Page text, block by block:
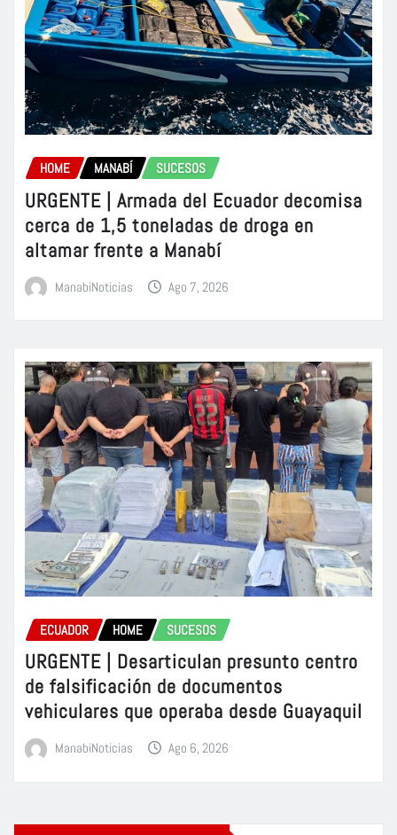
HOME MANABÍ SUCESOS
URGENTE | Armada del Ecuador decomisa
cerca de 1,5 toneladas de droga en
altamar frente a Manabí
ManabiNoticias Ago 7, 2026
ECUADOR HOME SUCESOS
URGENTE | Desarticulan presunto centro
de falsificación de documentos
vehiculares que operaba desde Guayaquil
ManabiNoticias Ago 6, 2026